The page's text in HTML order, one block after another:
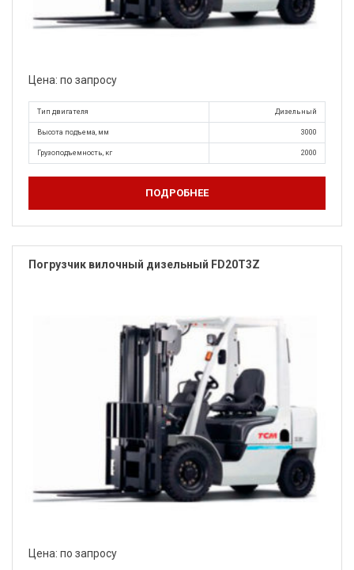
Цена: по запросу
Тип двигателя Дизельный
Высота подъема, мм 3000
Грузоподъемность, кг 2000
ПОДРОБНЕЕ
Погрузчик вилочный дизельный FD20Т3Z
Цена: по запросу